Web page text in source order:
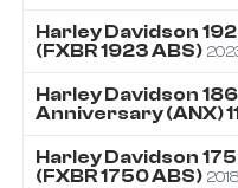
Harley Davidson
(FXBR 1923 ABS)
Harley Davidson
Anniversary (ANX)
Harley Davidson
(FXBR 1750 ABS) 2018